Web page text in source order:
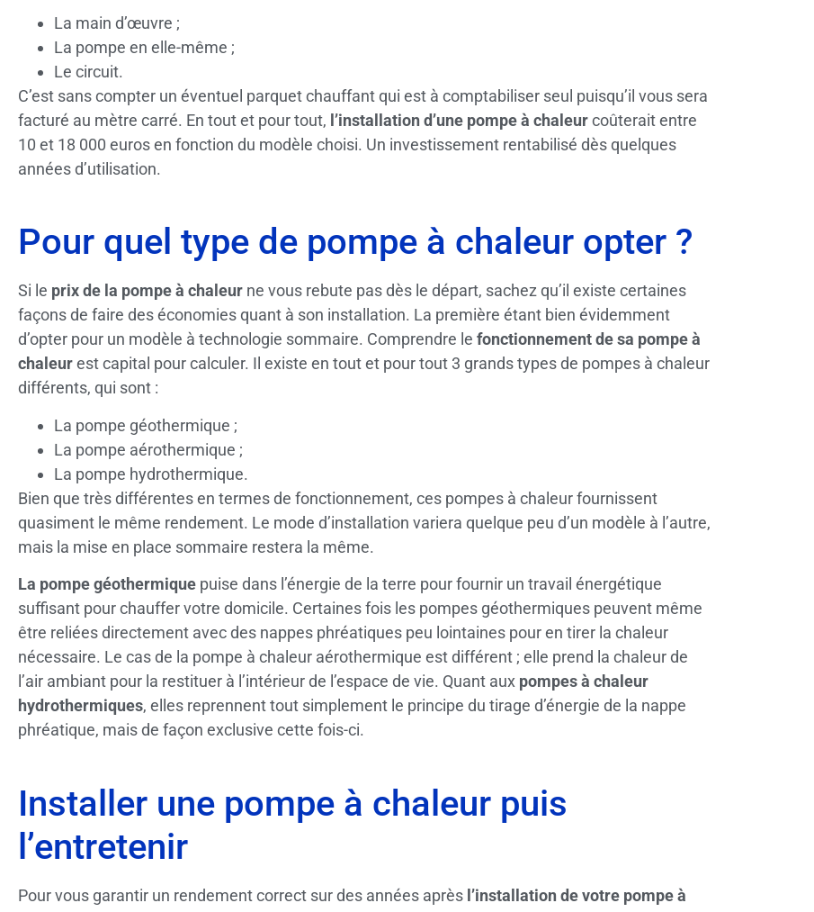
La main d’œuvre ;
La pompe en elle-même ;
Le circuit.
C’est sans compter un éventuel parquet chauffant qui est à comptabiliser seul puisqu’il vous sera
facturé au mètre carré. En tout et pour tout, l’installation d’une pompe à chaleurcoûterait entre
10 et 18 000 euros en fonction du modèle choisi. Un investissement rentabilisé dès quelques
années d’utilisation.
Pour quel type de pompe à chaleur opter ?
Si le prix de la pompe à chaleur ne vous rebute pas dès le départ, sachez qu’il existe certaines
façons de faire des économies quant à son installation. La première étant bien évidemment
d’opter pour un modèle à technologie sommaire. Comprendre le fonctionnement de sa pompe à
chaleurest capital pour calculer. Il existe en tout et pour tout 3 grands types de pompes à chaleur
différents, qui sont :
La pompe géothermique ;
La pompe aérothermique ;
La pompe hydrothermique.
Bien que très différentes en termes de fonctionnement, ces pompes à chaleur fournissent
quasiment le même rendement. Le mode d’installation variera quelque peu d’un modèle à l’autre,
mais la mise en place sommaire restera la même.
La pompe géothermique puise dans l’énergie de la terre pour fournir un travail énergétique
suffisant pour chauffer votre domicile. Certaines fois les pompes géothermiques peuvent même
être reliées directement avec des nappes phréatiques peu lointaines pour en tirer la chaleur
nécessaire. Le cas de la pompe à chaleur aérothermique est différent ; elle prend la chaleur de
l’air ambiant pour la restituer à l’intérieur de l’espace de vie. Quant aux pompes à chaleur
hydrothermiques, elles reprennent tout simplement le principe du tirage d’énergie de la nappe
phréatique, mais de façon exclusive cette fois-ci.
Installer une pompe à chaleur puis
l’entretenir
Pour vous garantir un rendement correct sur des années après l’installation de votre pompe à